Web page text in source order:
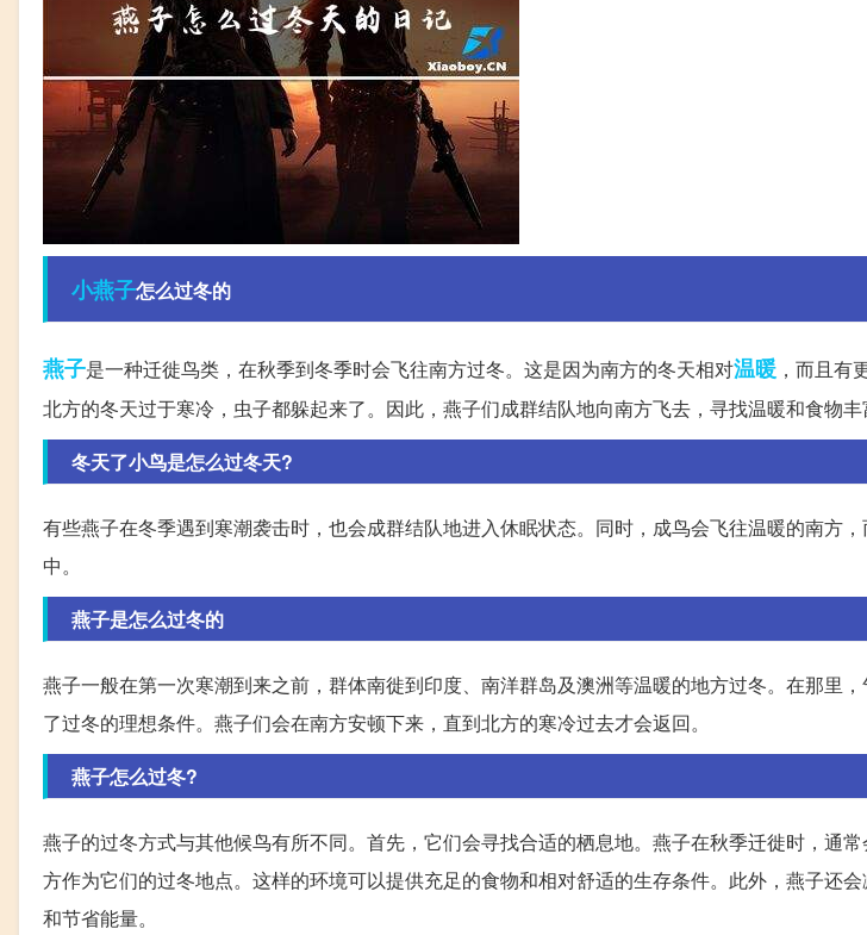
小燕子怎么过冬的
燕子是一种迁徙鸟类，在秋季到冬季时会飞往南方过冬。这是因为南方的冬天相对温暖 ，而且有
北方的冬天过于寒冷，虫子都躲起来了。因此，燕子们成群结队地向南方飞去，寻找温暖和食物丰
冬天了小鸟是怎么过冬天?
有些燕子在冬季遇到寒潮袭击时，也会成群结队地进入休眠状态。同时，成鸟会飞往温暖的南方
中。
燕子是怎么过冬的
燕子一般在第一次寒潮到来之前，群体南徙到印度、南洋群岛及澳洲等温暖的地方过冬。在那里
了过冬的理想条件。燕子们会在南方安顿下来，直到北方的寒冷过去才会返回。
燕子怎么过冬?
燕子的过冬方式与其他候鸟有所不同。首先，它们会寻找合适的栖息地。燕子在秋季迁徙时，通
方作为它们的过冬地点。这样的环境可以提供充足的食物和相对舒适的生存条件。此外，燕子还
和节省能量。